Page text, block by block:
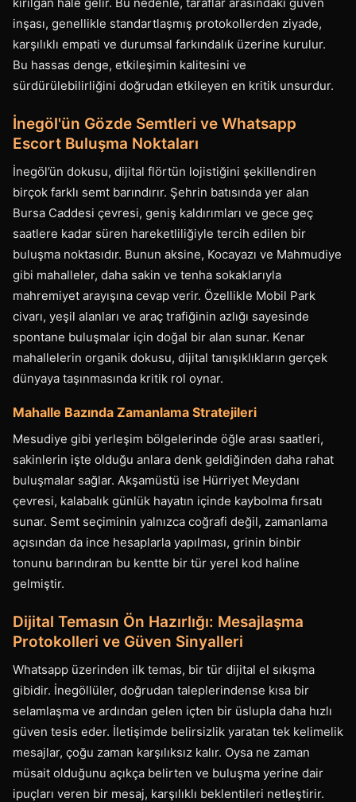
inşası, genellikle standartlaşmış protokollerden ziyade,
karşılıklı empati ve durumsal farkındalık üzerine kurulur.
Bu hassas denge, etkileşimin kalitesini ve
sürdürülebilirliğini doğrudan etkileyen en kritik unsurdur.
İnegöl'ün Gözde Semtleri ve Whatsapp
Escort Buluşma Noktaları
İnegöl’ün dokusu, dijital flörtün lojistiğini şekillendiren
birçok farklı semt barındırır. Şehrin batısında yer alan
Bursa Caddesi çevresi, geniş kaldırımları ve gece geç
saatlere kadar süren hareketliliğiyle tercih edilen bir
buluşma noktasıdır. Bunun aksine, Kocayazı ve Mahmudiye
gibi mahalleler, daha sakin ve tenha sokaklarıyla
mahremiyet arayışına cevap verir. Özellikle Mobil Park
civarı, yeşil alanları ve araç trafiğinin azlığı sayesinde
spontane buluşmalar için doğal bir alan sunar. Kenar
mahallelerin organik dokusu, dijital tanışıklıkların gerçek
dünyaya taşınmasında kritik rol oynar.
Mahalle Bazında Zamanlama Stratejileri
Mesudiye gibi yerleşim bölgelerinde öğle arası saatleri,
sakinlerin işte olduğu anlara denk geldiğinden daha rahat
buluşmalar sağlar. Akşamüstü ise Hürriyet Meydanı
çevresi, kalabalık günlük hayatın içinde kaybolma fırsatı
sunar. Semt seçiminin yalnızca coğrafi değil, zamanlama
açısından da ince hesaplarla yapılması, grinin binbir
tonunu barındıran bu kentte bir tür yerel kod haline
gelmiştir.
Dijital Temasın Ön Hazırlığı: Mesajlaşma
Protokolleri ve Güven Sinyalleri
Whatsapp üzerinden ilk temas, bir tür dijital el sıkışma
gibidir. İnegöllüler, doğrudan taleplerindense kısa bir
selamlaşma ve ardından gelen içten bir üslupla daha hızlı
güven tesis eder. İletişimde belirsizlik yaratan tek kelimelik
mesajlar, çoğu zaman karşılıksız kalır. Oysa ne zaman
müsait olduğunu açıkça belirten ve buluşma yerine dair
ipuçları veren bir mesaj, karşılıklı beklentileri netleştirir.